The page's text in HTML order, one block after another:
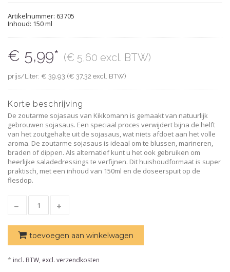
Artikelnummer: 63705
Inhoud: 150 ml
€ 5,99* (€ 5,60 excl. BTW)
prijs/Liter: € 39,93 (€ 37,32 excl. BTW)
Korte beschrijving
De zoutarme sojasaus van Kikkomann is gemaakt van natuurlijk
gebrouwen sojasaus. Een speciaal proces verwijdert bijna de helft
van het zoutgehalte uit de sojasaus, wat niets afdoet aan het volle
aroma. De zoutarme sojasaus is ideaal om te blussen, marineren,
braden of dippen. Als alternatief kunt u het ook gebruiken om
heerlijke saladedressings te verfijnen. Dit huishoudformaat is super
praktisch, met een inhoud van 150ml en de doseerspuit op de
flesdop.
toevoegen aan winkelwagen
* incl. BTW, excl. verzendkosten